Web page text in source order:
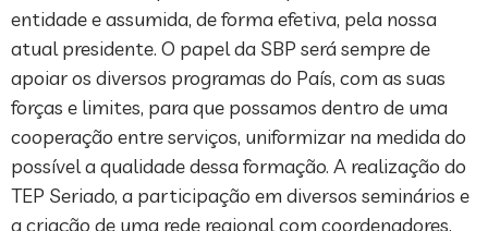
entidade e assumida, de forma efetiva, pela nossa
atual presidente. O papel da SBP será sempre de
apoiar os diversos programas do País, com as suas
forças e limites, para que possamos dentro de uma
cooperação entre serviços, uniformizar na medida do
possível a qualidade dessa formação. A realização do
TEP Seriado, a participação em diversos seminários e
a criação de uma rede regional com coordenadores,